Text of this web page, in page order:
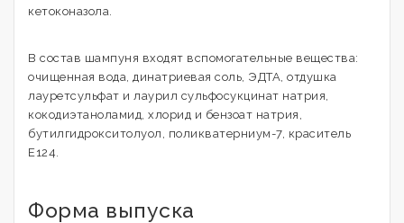
кетоконазола.
В состав шампуня входят вспомогательные вещества:
очищенная вода, динатриевая соль, ЭДТА, отдушка
лауретсульфат и лаурил сульфосукцинат натрия,
кокодиэтаноламид, хлорид и бензоат натрия,
бутилгидрокситолуол, поликватерниум-7, краситель
Е124.
Форма выпуска